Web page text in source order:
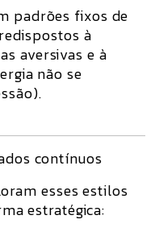
padrões fixos de
à
aversivas e à
não se
contínuos
esses estilos
estratégica: